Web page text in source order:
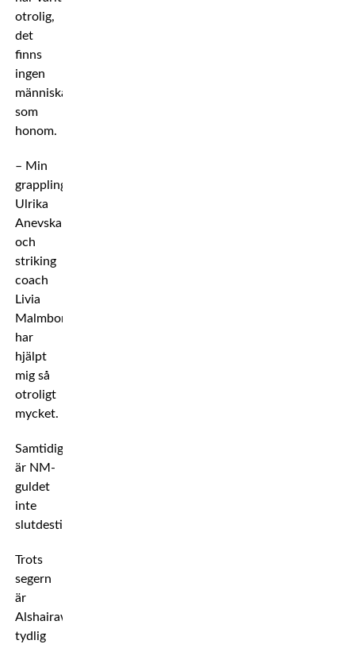
otrolig,
det
finns
ingen
människa
som
honom.
– Min
grapplingcoach
Ulrika
Anevska
och
striking
coach
Livia
Malmborg
har
hjälpt
mig så
otroligt
mycket.
Samtidigt
är NM-
guldet
inte
slutdestinationen.
Trots
segern
är
Alshairawi
tydlig